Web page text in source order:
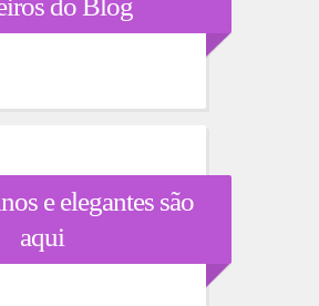
do Blog
e elegantes são
aqui